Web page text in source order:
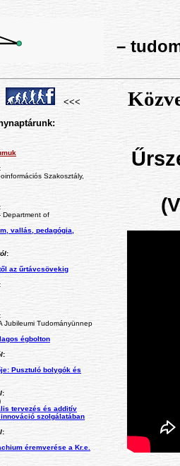
–
<<<
:
Szakosztály,
Department of
vallás, pedagógia,
:
az űrtávcsövekig
:
:
Jubileumi Tudományünnep
égbolton
:
Pusztuló bolygók és
:
tervezés és additív
szolgálatában
:
éremverése a Kr.e.